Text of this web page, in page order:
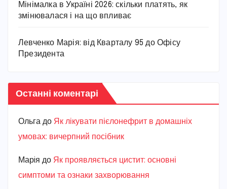
Мінімалка в Україні 2026: скільки платять, як
змінювалася і на що впливає
Левченко Марія: від Кварталу 95 до Офісу
Президента
Останні коментарі
Ольга до Як лікувати пієлонефрит в домашніх
умовах: вичерпний посібник
Марiя до Як проявляється цистит: основні
симптоми та ознаки захворювання